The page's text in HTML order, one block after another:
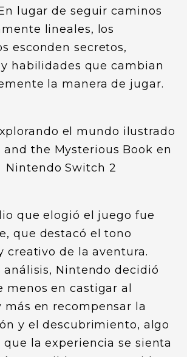
lugar de seguir caminos
lineales, los
esconden secretos,
habilidades que cambian
la manera de jugar.
que elogió el juego fue
que destacó el tono
creativo de la aventura.
análisis, Nintendo decidió
menos en castigar al
más en recompensar la
y el descubrimiento, algo
que la experiencia se sienta